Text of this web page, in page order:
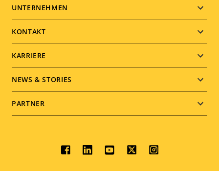
Footer
menu
UNTERNEHMEN
KONTAKT
KARRIERE
NEWS & STORIES
PARTNER
Social